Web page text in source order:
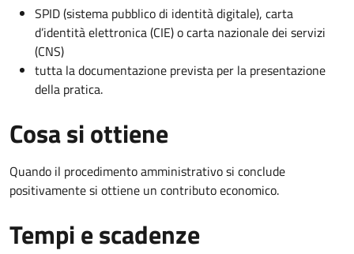
SPID (sistema pubblico di identità digitale), carta
d’identità elettronica (CIE) o carta nazionale dei servizi
(CNS)
tutta la documentazione prevista per la presentazione
della pratica.
Cosa si ottiene
Quando il procedimento amministrativo si conclude
positivamente si ottiene un contributo economico.
Tempi e scadenze